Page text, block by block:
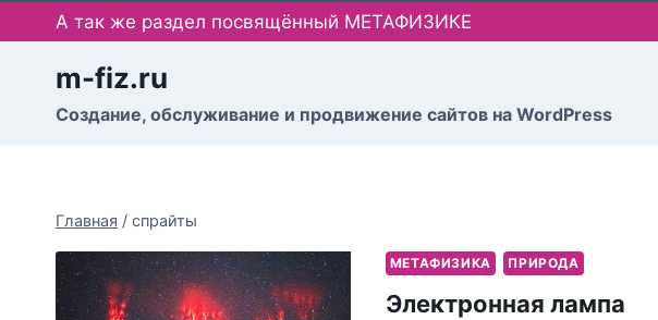
Перейти
к
содержимому
А так же раздел посвящённый МЕТАФИЗИКЕ
m-fiz.ru
Cоздание, обслуживание и продвижение сайтов на WordPress
Главная / спрайты
МЕТАФИЗИКА ПРИРОДА
Электронная лампа